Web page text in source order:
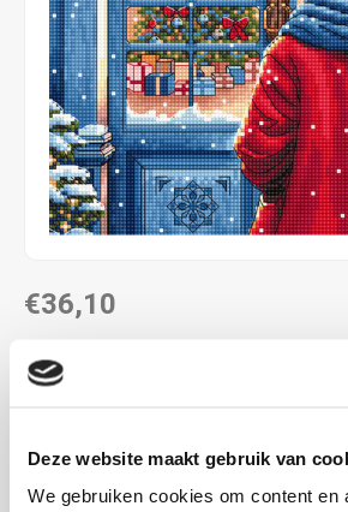
Deze website maakt gebruik van
We gebruiken cookies om content en
€36,10
LEVERTIJD: CA. 1-3 WEKEN
aida
telpakket
Lees meer